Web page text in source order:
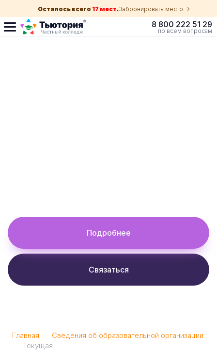
Осталось всего 17 мест.Забронировать место ->
8 800 222 51 29
по всем вопросам
Подробнее
Связаться
Главная
Сведения об образовательной организации
Текущая